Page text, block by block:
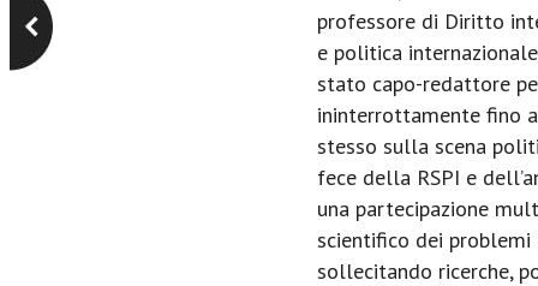
professore di Diritto
e politica
stato capo-redattore
ininterrottamente fino
stesso sulla scena
fece della RSPI e
una partecipazione
scientifico dei
sollecitando ricerche,